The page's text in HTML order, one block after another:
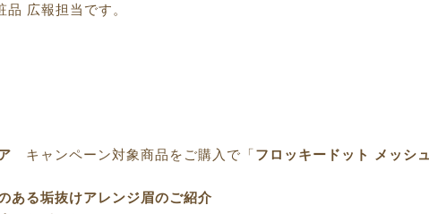
広報担当です。
キャンペーン対象商品をご購入で「フロッキードット メッシ
ある垢抜けアレンジ眉のご紹介